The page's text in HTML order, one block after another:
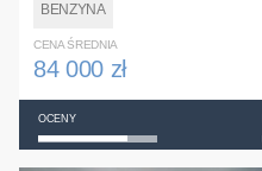
BENZYNA
CENA ŚREDNIA
84 000 zł
OCENY